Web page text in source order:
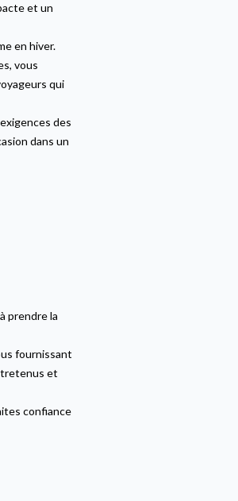
et un
en hiver.
vous
qui
des
dans un
prendre la
fournissant
et
confiance